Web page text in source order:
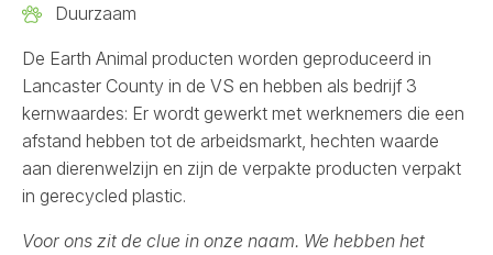
Duurzaam
De Earth Animal producten worden geproduceerd in
Lancaster County in de VS en hebben als bedrijf 3
kernwaardes: Er wordt gewerkt met werknemers die een
afstand hebben tot de arbeidsmarkt, hechten waarde
aan dierenwelzijn en zijn de verpakte producten verpakt
in gerecycled plastic.
Voor ons zit de clue in onze naam. We hebben het